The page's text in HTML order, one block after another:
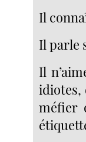
Il
Il parle
Il
idiotes,
méfier